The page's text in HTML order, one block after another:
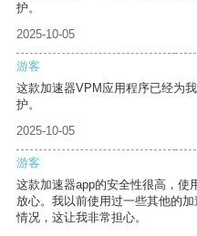
护。
2025-10-05
游客
这款加速器VPM应用程序已经为
护。
2025-10-05
游客
这款加速器app的安全性很高，使
放心。我以前使用过一些其他的
情况，这让我非常担心。